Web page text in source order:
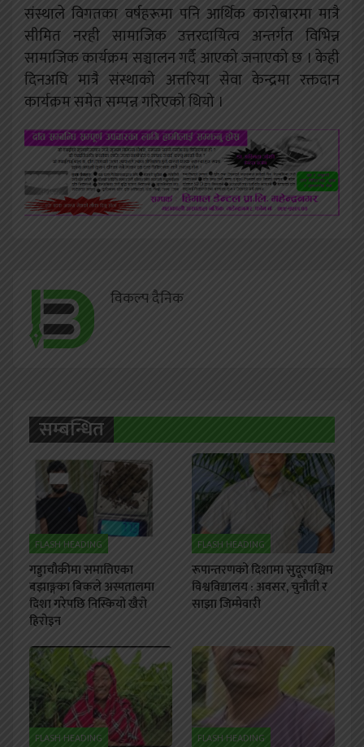
संस्थाले विगतका वर्षहरूमा पनि आर्थिक कारोबारमा मात्रै
सीमित नरही सामाजिक उत्तरदायित्व अन्तर्गत विभिन्न
सामाजिक कार्यक्रम सञ्चालन गर्दै आएको जनाएको छ । केही
दिनअघि मात्रै संस्थाको अत्तरिया सेवा केन्द्रमा रक्तदान
कार्यक्रम समेत सम्पन्न गरिएको थियो ।
विकल्प दैनिक
सम्बन्धित
FLASH HEADING
गड्डाचौकीमा समातिएका
बझाङ्गका बिकले अस्पतालमा
दिशा गरेपछि निस्कियो खैरो
हिरोइन
FLASH HEADING
रूपान्तरणको दिशामा सुदूरपश्चिम
विश्वविद्यालय : अवसर, चुनौती र
साझा जिम्मेवारी
FLASH HEADING FLASH HEADING